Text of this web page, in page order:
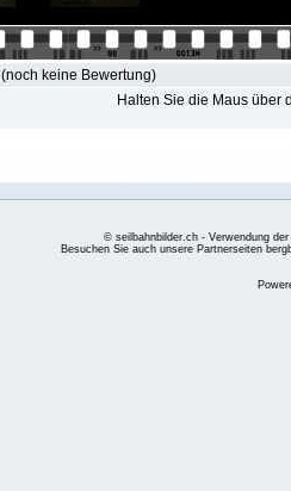
(noch keine Bewertung)
Halten Sie die Maus über
© seilbahnbilder.ch - Verwendung
Besuchen Sie auch unsere Partnerseiten